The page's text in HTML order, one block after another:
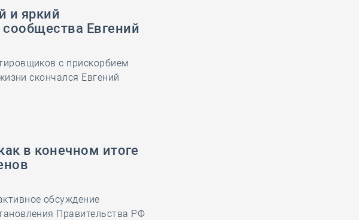
и яркий
Евгений
с прискорбием
скончался Евгений
в конечном итоге
обсуждение
Правительства РФ